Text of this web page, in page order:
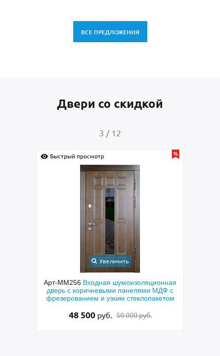
ВСЕ ПРЕДЛОЖЕНИЯ
Двери со скидкой
4 / 12
Быстрый просмотр
Увеличить
Арт-ММ256Входная шумоизоляционная
дверь с коричневыми панелями МДФ с
фрезерованием и узким стеклопакетом
48 500руб. 50 000 руб.